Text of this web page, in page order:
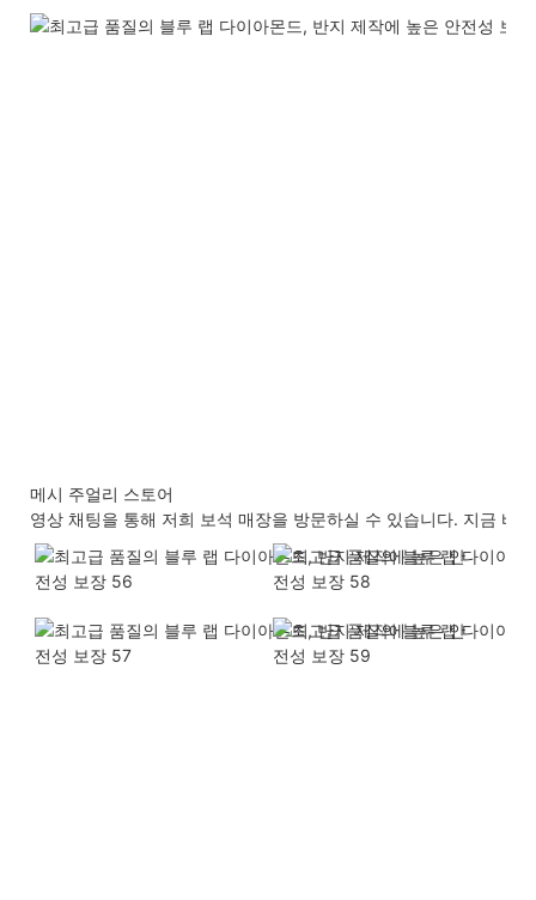
메시 주얼리 스토어
영상 채팅을 통해 저희 보석 매장을 방문하실 수 있습니다. 지금 바